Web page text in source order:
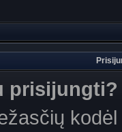
prisijungti?